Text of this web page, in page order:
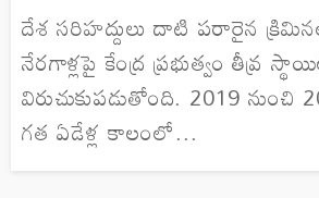
దేశ సరిహద్దులు దాటి పరారైన
నేరగాళ్లపై కేంద్ర ప్రభుత్వం తీవ్ర
విరుచుకుపడుతోంది. 2019 నుంచి
గత ఏడేళ్ల కాలంలో...